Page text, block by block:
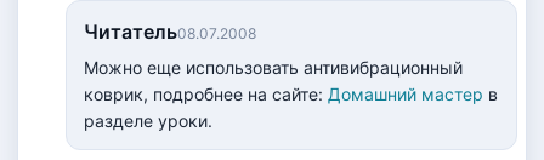
Читатель08.07.2008
Можно еще использовать антивибрационный
коврик, подробнее на сайте: Домашний мастер в
разделе уроки.